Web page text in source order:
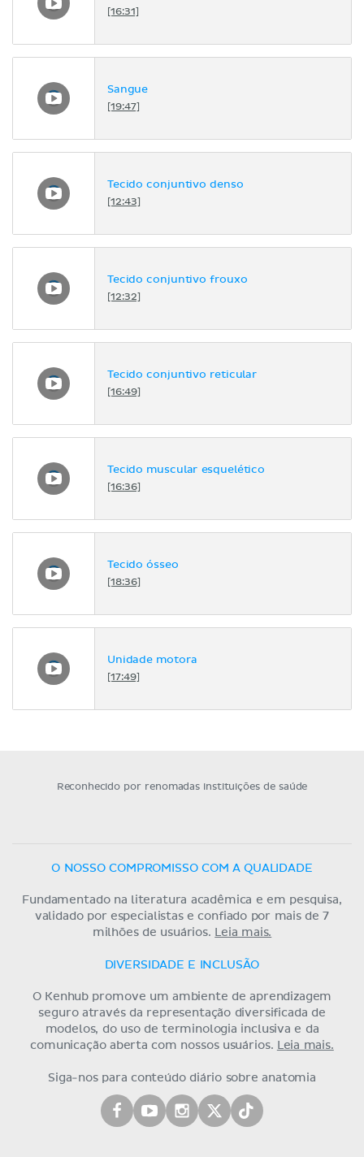
[16:31]
Sangue
[19:47]
Tecido conjuntivo denso
[12:43]
Tecido conjuntivo frouxo
[12:32]
Tecido conjuntivo reticular
[16:49]
Tecido muscular esquelético
[16:36]
Tecido ósseo
[18:36]
Unidade motora
[17:49]
Reconhecido por renomadas instituições de saúde
O NOSSO COMPROMISSO COM A QUALIDADE
Fundamentado na literatura acadêmica e em pesquisa,
validado por especialistas e confiado por mais de 7
milhões de usuários.
Leia mais.
DIVERSIDADE E INCLUSÃO
O Kenhub promove um ambiente de aprendizagem
seguro através da representação diversificada de
modelos, do uso de terminologia inclusiva e da
comunicação aberta com nossos usuários.
Leia mais.
Siga-nos para conteúdo diário sobre anatomia